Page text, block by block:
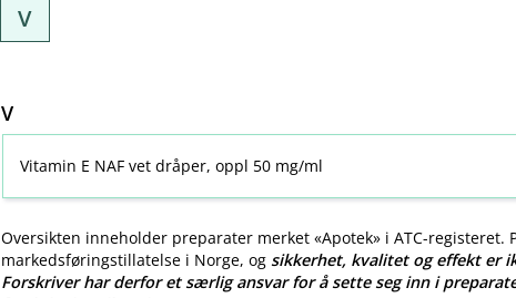
V
V
Vitamin E NAF vet dråper, oppl 50 mg/ml
Oversikten inneholder preparater merket «Apotek» i ATC-registeret.
markedsføringstillatelse i Norge, ogsikkerhet, kvalitet og effekt er
Forskriver har derfor et særlig ansvar for å sette seg inn i